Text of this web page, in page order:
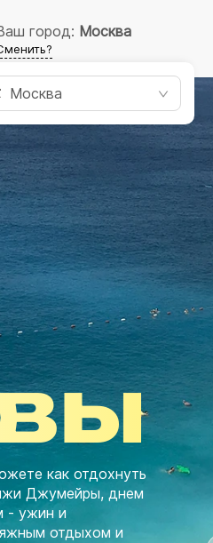
город: Москва
Москва
как отдохнуть
Джумейры, днем
- ужин и
отдыхом и